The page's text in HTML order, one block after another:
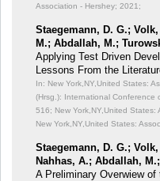
Association - Hershey; 2021;
Staegemann, D. G.;
M.; Abdallah, M.;
Applying Test Driven
Lessons From the
In: New York,NY,United States:
(Hrsg.): International Conference
516; New York,NY,United States:
New York,NY,United States:
Staegemann, D. G.;
Nahhas, A.; Abdallah,
A Preliminary Overwiew